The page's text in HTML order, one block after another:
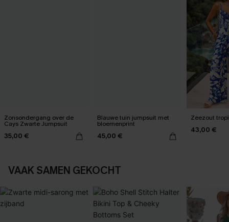
Zonsondergang over de
Cays Zwarte Jumpsuit
35,00 €
Blauwe tuin jumpsuit met
bloemenprint
45,00 €
Zeezout
43,00 €
VAAK SAMEN GEKOCHT